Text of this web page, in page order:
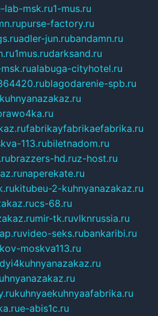
lab-msk.ru1-mus.ru
purse-factory.ru
adler-jun.rubandamn.ru
1mus.rudarksand.ru
alabuga-cityhotel.ru
blagodarenie-spb.ru
fabrikayfabrikaefabrika.ru
113.rubiletnadom.ru
brazzers-hd.ruz-host.ru
naperekate.ru
kitubeu-2-kuhnyanazakaz.ru
cs-68.ru
mir-tk.ruvlknrussia.ru
video-seks.rubankaribi.ru
moskva113.ru
kuhnyaekuhnyaafabrika.ru
e-abis1c.ru